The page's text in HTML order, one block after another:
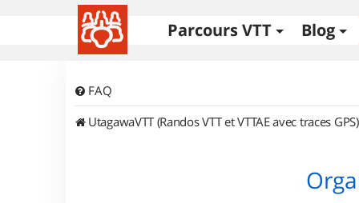
Parcours VTT Blog
FAQ
UtagawaVTT (Randos VTT et VTTAE avec traces GPS)